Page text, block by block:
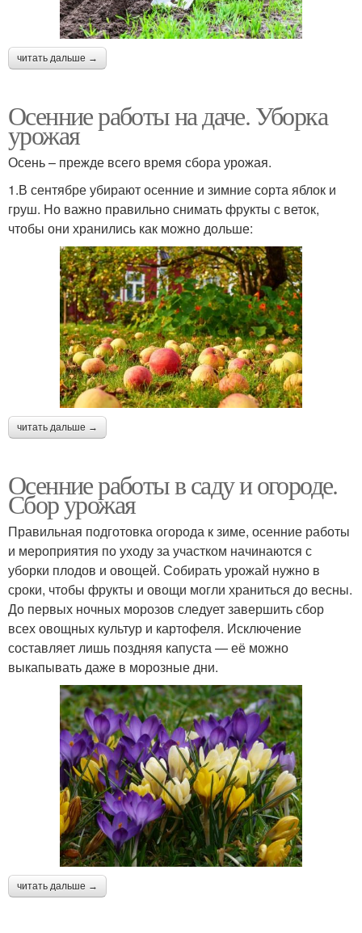
читать дальше →
Осенние работы на даче. Уборка
урожая
Осень – прежде всего время сбора урожая.
1.В сентябре убирают осенние и зимние сорта яблок и
груш. Но важно правильно снимать фрукты с веток,
чтобы они хранились как можно дольше:
читать дальше →
Осенние работы в саду и огороде.
Сбор урожая
Правильная подготовка огорода к зиме, осенние работы
и мероприятия по уходу за участком начинаются с
уборки плодов и овощей. Собирать урожай нужно в
сроки, чтобы фрукты и овощи могли храниться до весны.
До первых ночных морозов следует завершить сбор
всех овощных культур и картофеля. Исключение
составляет лишь поздняя капуста — её можно
выкапывать даже в морозные дни.
читать дальше →